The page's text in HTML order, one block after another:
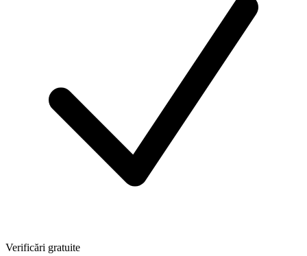
Verificări gratuite